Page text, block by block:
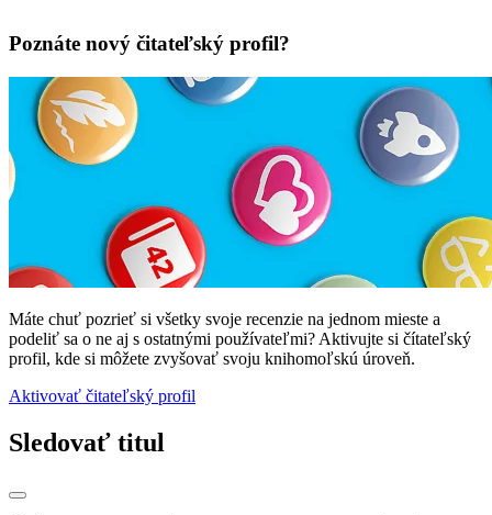
Poznáte nový čitateľský profil?
Máte chuť pozrieť si všetky svoje recenzie na jednom mieste a
podeliť sa o ne aj s ostatnými používateľmi? Aktivujte si čítateľský
profil, kde si môžete zvyšovať svoju knihomoľskú úroveň.
Aktivovať čitateľský profil
Sledovať titul